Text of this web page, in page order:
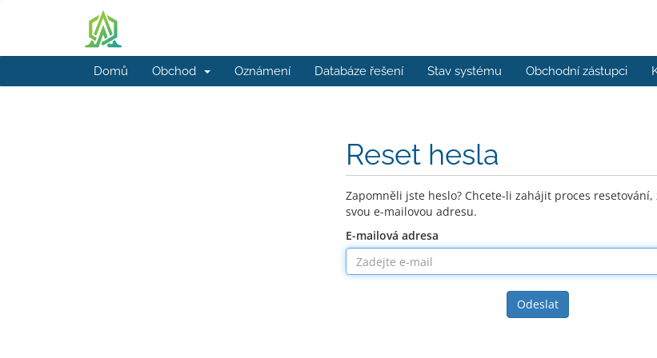
Domů Obchod Oznámení Databáze řešení Stav systému Obchodní zástupci
Reset hesla
Zapomněli jste heslo? Chcete-li zahájit proces
svou e-mailovou adresu.
E-mailová adresa
Odeslat